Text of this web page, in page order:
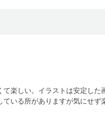
楽しい。イラストは安定した
いる所がありますが気にせず